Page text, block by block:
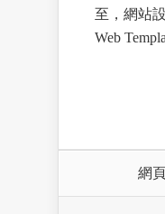
至，網站
Web
網